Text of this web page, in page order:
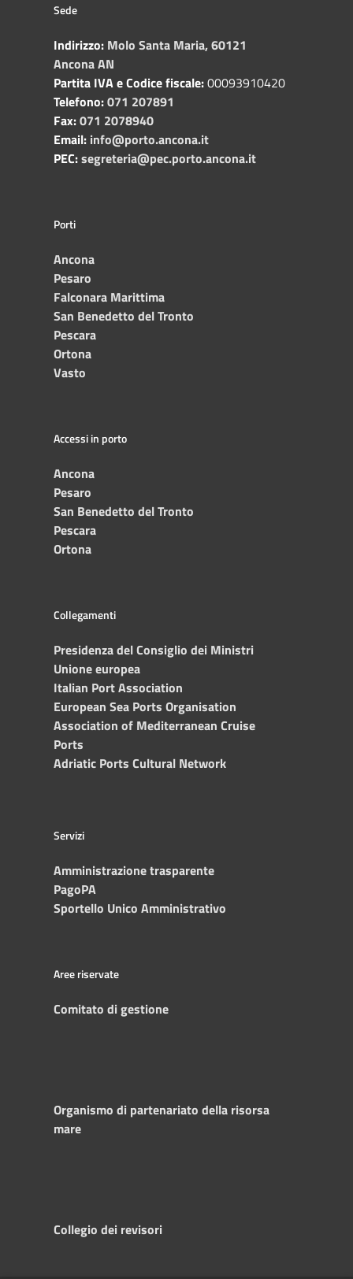
Sede
Indirizzo: Molo Santa Maria, 60121
Ancona AN
Partita IVA e Codice fiscale:00093910420
Telefono:071 207891
Fax:071 2078940
Email: info@porto.ancona.it
PEC:segreteria@pec.porto.ancona.it
Porti
Ancona
Pesaro
Falconara Marittima
San Benedetto del Tronto
Pescara
Ortona
Vasto
Accessi in porto
Ancona
Pesaro
San Benedetto del Tronto
Pescara
Ortona
Collegamenti
Presidenza del Consiglio dei Ministri
Unione europea
Italian Port Association
European Sea Ports Organisation
Association of Mediterranean Cruise
Ports
Adriatic Ports Cultural Network
Servizi
Amministrazione trasparente
PagoPA
Sportello Unico Amministrativo
Aree riservate
Comitato di gestione
Organismo di partenariato della risorsa
mare
Collegio dei revisori